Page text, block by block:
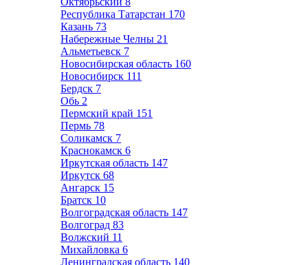
Республика Татарстан 170
Казань 73
Набережные Челны 21
Альметьевск 7
Новосибирская область 160
Новосибирск 111
Бердск 7
Обь 2
Пермский край 151
Пермь 78
Соликамск 7
Краснокамск 6
Иркутская область 147
Иркутск 68
Ангарск 15
Братск 10
Волгоградская область 147
Волгоград 83
Волжский 11
Михайловка 6
Ленинградская область 140